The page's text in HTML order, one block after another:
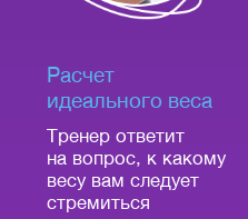
Расчет
идеального веса
Тренер ответит
на вопрос, к какому
весу вам следует
стремиться